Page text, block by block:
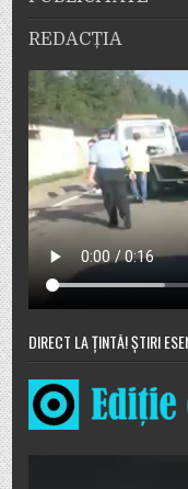
REDACȚIA
DIRECT LA ȚINTĂ! ȘTIRI